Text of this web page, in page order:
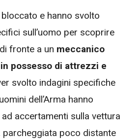
e hanno svolto
sull’uomo per scoprire
fronte a un meccanico
possesso di attrezzi e
svolto indagini specifiche
dell’Arma hanno
accertamenti sulla vettura
parcheggiata poco distante